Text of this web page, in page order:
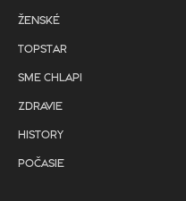
ŽENSKÉ
TOPSTAR
SME CHLAPI
ZDRAVIE
HISTORY
POČASIE